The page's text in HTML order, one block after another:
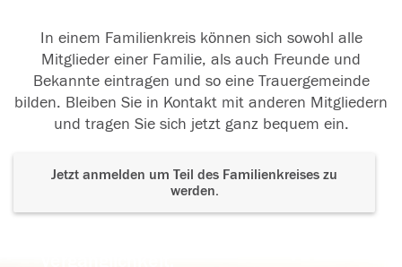
In einem Familienkreis können sich sowohl alle
Mitglieder einer Familie, als auch Freunde und
Bekannte eintragen und so eine Trauergemeinde
bilden. Bleiben Sie in Kontakt mit anderen Mitgliedern
und tragen Sie sich jetzt ganz bequem ein.
Jetzt anmelden um Teil des Familienkreises zu
werden.